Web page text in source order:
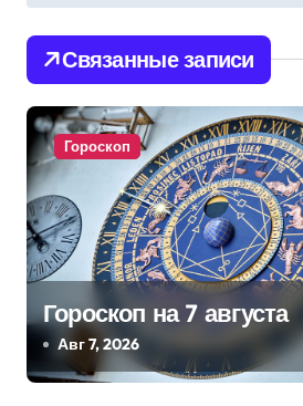
и
г
а
ц
и
я
п
о
з
Связанные записи
Гороскоп
Гороскоп на 7 августа
Авг 7, 2026